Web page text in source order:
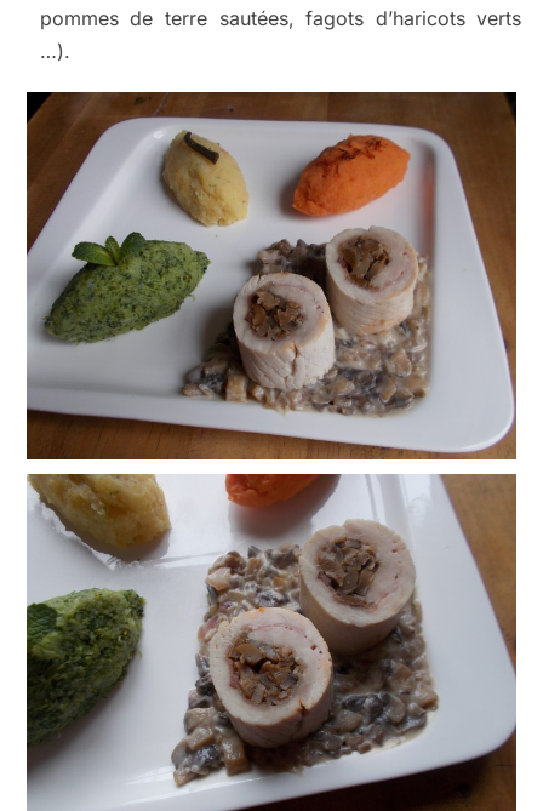
pommes de terre sautées, fagots d’haricots verts
…).